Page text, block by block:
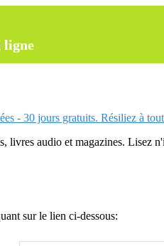
ligne
- 30 jours gratuits. Résiliez à
livres audio et magazines. Lisez
sur le lien ci-dessous: